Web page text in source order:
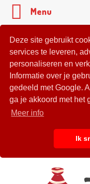
Deze site gebruikt
services te leveren,
personaliseren en
Informatie over je
gedeeld met Google.
ga je akkoord met het
Meer info
Ik
Menu